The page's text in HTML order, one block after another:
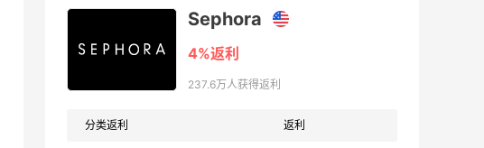
Sephora
4%返利
237.6万人获得返利
分类返利 返利